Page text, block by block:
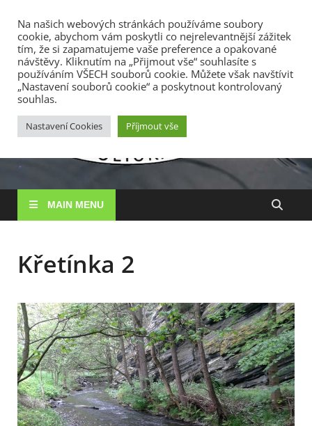
7. 8. 2026
RS
Rybářské
MAIN MENU
Křetínka 2
Na našich webových stránkách používáme soubory
cookie, abychom vám poskytli co nejrelevantnější zážitek
tím, že si zapamatujeme vaše preference a opakované
návštěvy. Kliknutím na „Přijmout vše“ souhlasíte s
používáním VŠECH souborů cookie. Můžete však navštívit
„Nastavení souborů cookie“ a poskytnout kontrolovaný
souhlas.
Nastavení Cookies Příjmout vše